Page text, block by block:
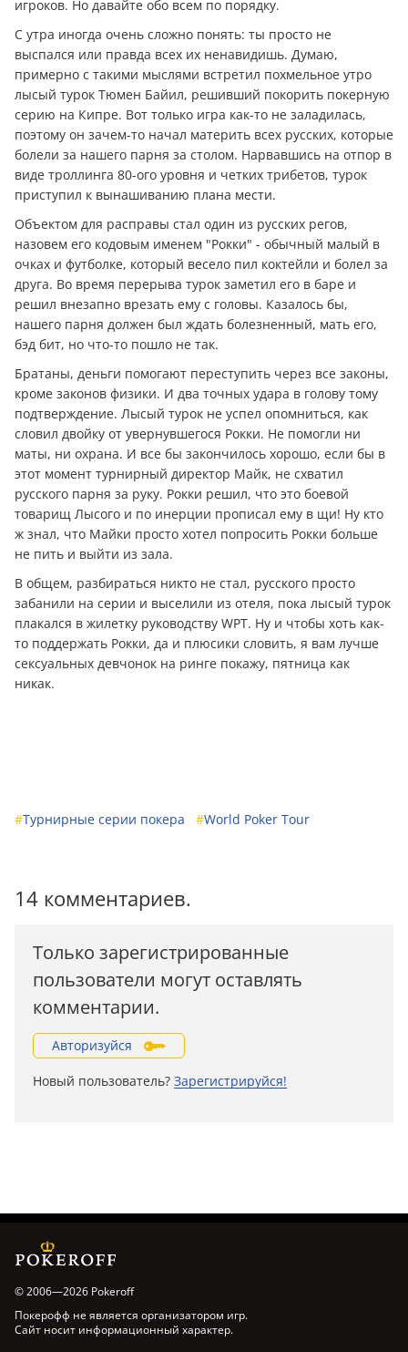
игроков. Но давайте обо всем по порядку.
С утра иногда очень сложно понять: ты просто не
выспался или правда всех их ненавидишь. Думаю,
примерно с такими мыслями встретил похмельное утро
лысый турок Тюмен Байил, решивший покорить покерную
серию на Кипре. Вот только игра как-то не заладилась,
поэтому он зачем-то начал материть всех русских, которые
болели за нашего парня за столом. Нарвавшись на отпор в
виде троллинга 80-ого уровня и четких трибетов, турок
приступил к вынашиванию плана мести.
Объектом для расправы стал один из русских регов,
назовем его кодовым именем "Рокки" - обычный малый в
очках и футболке, который весело пил коктейли и болел за
друга. Во время перерыва турок заметил его в баре и
решил внезапно врезать ему с головы. Казалось бы,
нашего парня должен был ждать болезненный, мать его,
бэд бит, но что-то пошло не так.
Братаны, дeньги помогают переступить через все законы,
кроме законов физики. И два точных удара в голову тому
подтверждение. Лысый турок не успел опомниться, как
словил двойку от увернувшегося Рокки. Не помогли ни
маты, ни охрана. И все бы закончилось хорошо, если бы в
этот момент турнирный директор Майк, не схватил
русского парня за руку. Рокки решил, что это боевой
товарищ Лысого и по инерции прописал ему в щи! Ну кто
ж знал, что Майки просто хотел попросить Рокки больше
не пить и выйти из зала.
В общем, разбираться никто не стал, русского просто
забанили на серии и выселили из отеля, пока лысый турок
плакался в жилетку руководству WPT. Ну и чтобы хоть как-
то поддержать Рокки, да и плюсики словить, я вам лучше
сексуальных девчонок на ринге покажу, пятница как
никак.
#Турнирные серии покера #World Poker Tour
14 комментариев.
Только зарегистрированные
пользователи могут оставлять
комментарии.
Авторизуйся
Новый пользователь? Зарегистрируйся!
© 2006—2026 Pokeroff
Покерофф не является организатором игр.
Сайт носит информационный характер.